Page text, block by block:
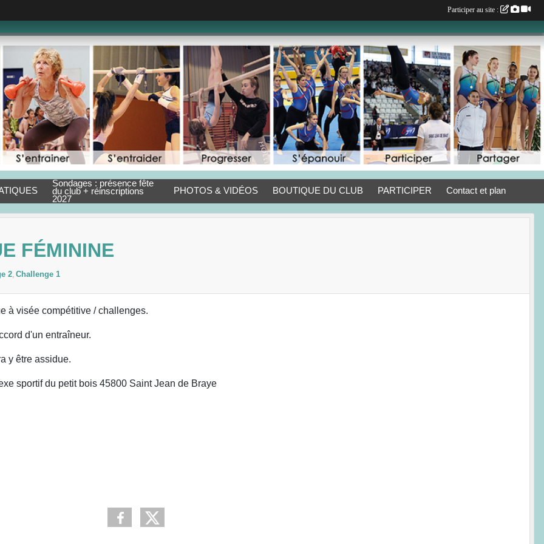
Sondages : présence fête
du club + réinscriptions
2027
PHOTOS & VIDÉOS BOUTIQUE DU CLUB PARTICIPER Contact et plan
FÉMININE
2 Challenge 1
à visée compétitive / challenges.
d'un entraîneur.
y être assidue.
sportif du petit bois 45800 Saint Jean de Braye
Participer au site :